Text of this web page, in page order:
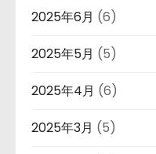
2025年6月 (6)
2025年5月 (5)
2025年4月 (6)
2025年3月 (5)